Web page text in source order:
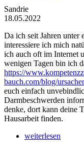
Sandrie
18.05.2022
Da ich seit Jahren unter
interessiere ich mich
ich auch oft im Internet
wenigen Tagen bin ich
https://
bauch.com/blog/
euch einfach
Darmbeschwerden
denke, dort kann deine
Hausarbeit finden.
weiterlesen